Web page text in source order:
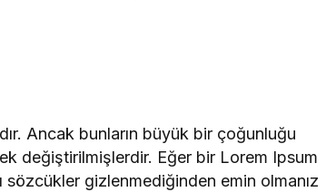
Ancak bunların büyük bir çoğunluğu
değiştirilmişlerdir. Eğer bir Lorem Ipsum
sözcükler gizlenmediğinden emin olmanız